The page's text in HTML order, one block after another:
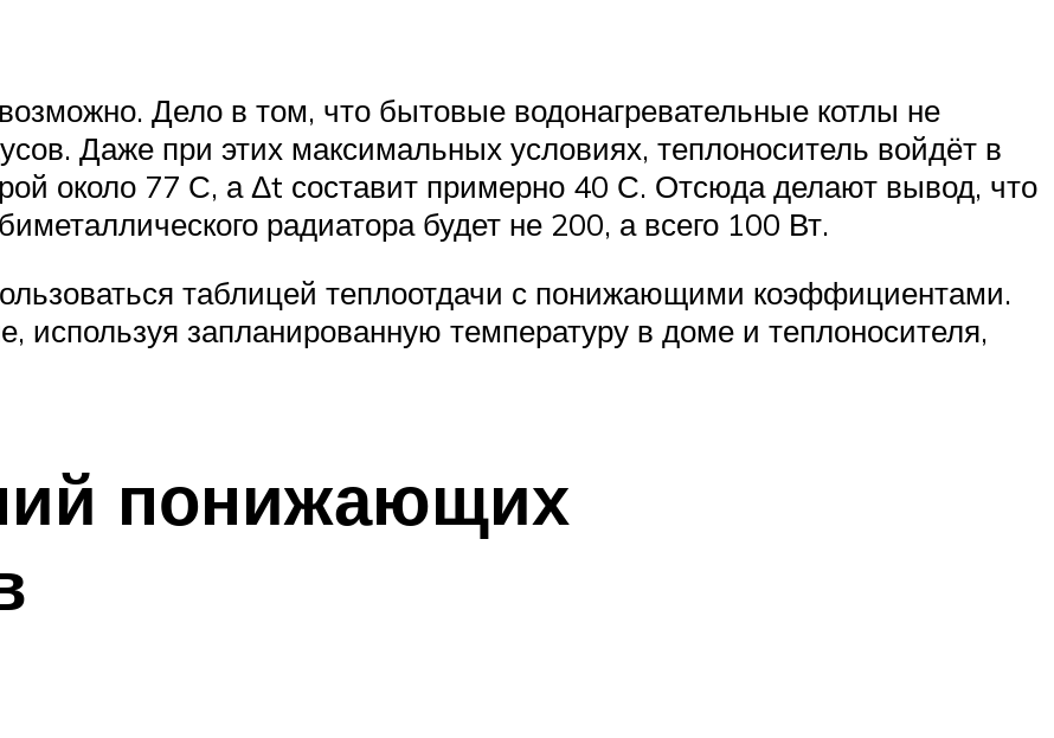
Дело в том, что бытовые водонагревательные котлы не
Даже при этих максимальных условиях, теплоноситель войдёт в
около 77 С, а Δt составит примерно 40 С. Отсюда делают вывод, что
радиатора будет не 200, а всего 100 Вт.
таблицей теплоотдачи с понижающими коэффициентами.
используя запланированную температуру в доме и теплоносителя,
понижающих